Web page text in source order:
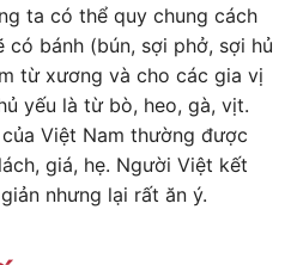
ta có thể quy chung cách
có bánh (bún, sợi phở, sợi hủ
từ xương và cho các gia vị
yếu là từ bò, heo, gà, vịt.
Việt Nam thường được
giá, hẹ. Người Việt kết
nhưng lại rất ăn ý.